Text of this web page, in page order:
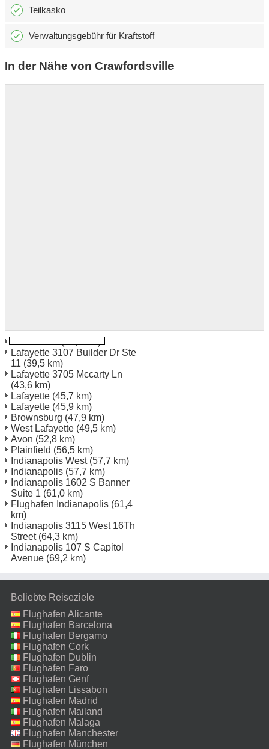
Teilkasko
Verwaltungsgebühr für Kraftstoff
In der Nähe von Crawfordsville
Lafayette 3107 Builder Dr Ste
11 (39,5 km)
Lafayette 3705 Mccarty Ln
(43,6 km)
Lafayette (45,7 km)
Lafayette (45,9 km)
Brownsburg (47,9 km)
West Lafayette (49,5 km)
Avon (52,8 km)
Plainfield (56,5 km)
Indianapolis West(57,7 km)
Indianapolis (57,7 km)
Indianapolis 1602 S Banner
Suite 1 (61,0 km)
Flughafen Indianapolis (61,4
km)
Indianapolis 3115 West 16Th
Street(64,3 km)
Indianapolis 107 S Capitol
Avenue (69,2 km)
Beliebte Reiseziele
Flughafen Alicante
Flughafen Barcelona
Flughafen Bergamo
Flughafen Cork
Flughafen Dublin
Flughafen Faro
Flughafen Genf
Flughafen Lissabon
Flughafen Madrid
Flughafen Mailand
Malpensa
Flughafen Malaga
Flughafen Manchester
Flughafen München